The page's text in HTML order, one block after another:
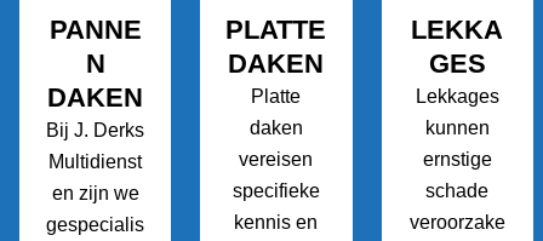
PANNE
N
DAKEN
Bij J. Derks
Multidienst
en zijn we
gespecialis
PLATTE
DAKEN
Platte
daken
vereisen
specifieke
kennis en
LEKKA
GES
Lekkages
kunnen
ernstige
schade
veroorzake